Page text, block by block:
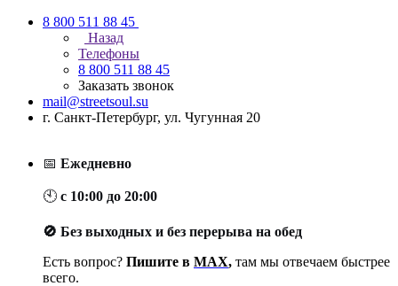
8 800 511 88 45
Назад
Телефоны
8 800 511 88 45
Заказать звонок
mail@streetsoul.su
г. Санкт-Петербург, ул. Чугунная 20
📅 Ежедневно
🕙 с 10:00 до 20:00
🚫 Без выходных и без перерыва на обед
Есть вопрос? Пишите в MAX, там мы отвечаем быстрее
всего.